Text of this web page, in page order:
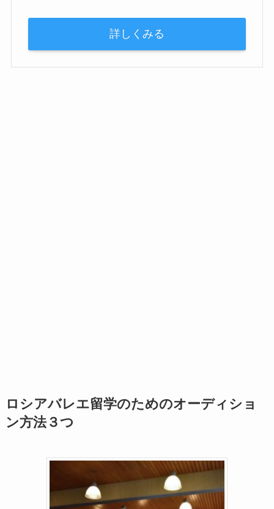
詳しくみる
ロシアバレエ留学のためのオーディショ
ン方法３つ